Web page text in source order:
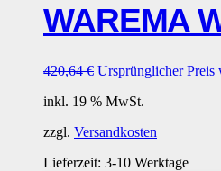
WAREMA
420,64€ Ursprünglicher Preis
inkl. 19 % MwSt.
zzgl. Versandkosten
Lieferzeit: 3-10 Werktage